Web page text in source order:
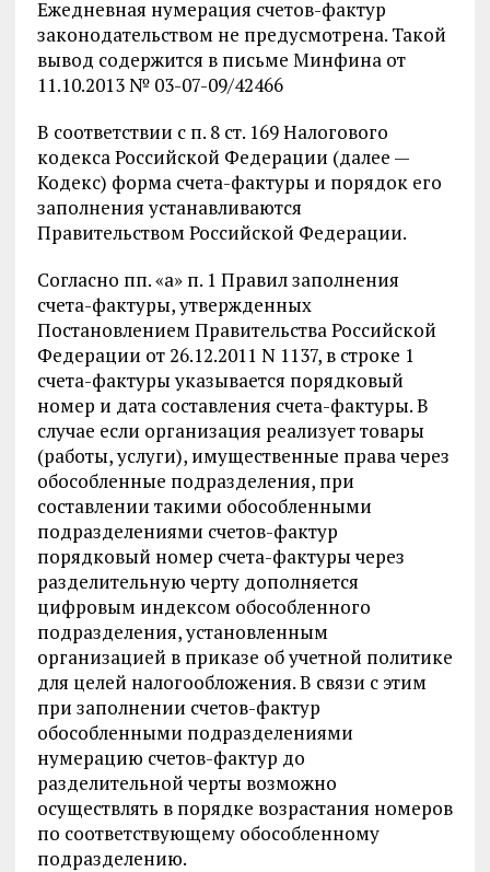
Ежедневная нумерация счетов-фактур
законодательством не предусмотрена. Такой
вывод содержится в письме Минфина от
11.10.2013 № 03-07-09/42466
В соответствии с п. 8 ст. 169 Налогового
кодекса Российской Федерации (далее —
Кодекс) форма счета-фактуры и порядок его
заполнения устанавливаются
Правительством Российской Федерации.
Согласно пп. «а» п. 1 Правил заполнения
счета-фактуры, утвержденных
Постановлением Правительства Российской
Федерации от 26.12.2011 N 1137, в строке 1
счета-фактуры указывается порядковый
номер и дата составления счета-фактуры. В
случае если организация реализует товары
(работы, услуги), имущественные права через
обособленные подразделения, при
составлении такими обособленными
подразделениями счетов-фактур
порядковый номер счета-фактуры через
разделительную черту дополняется
цифровым индексом обособленного
подразделения, установленным
организацией в приказе об учетной политике
для целей налогообложения. В связи с этим
при заполнении счетов-фактур
обособленными подразделениями
нумерацию счетов-фактур до
разделительной черты возможно
осуществлять в порядке возрастания номеров
по соответствующему обособленному
подразделению.